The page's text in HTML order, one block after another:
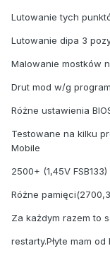
Lutowanie tych
Lutowanie dipa 3
Malowanie mostków
Drut mod w/g
Różne ustawienia
Testowane na kilku
Mobile
2500+ (1,45V FSB133)
Różne
Za każdym razem to
restarty.Płyte mam